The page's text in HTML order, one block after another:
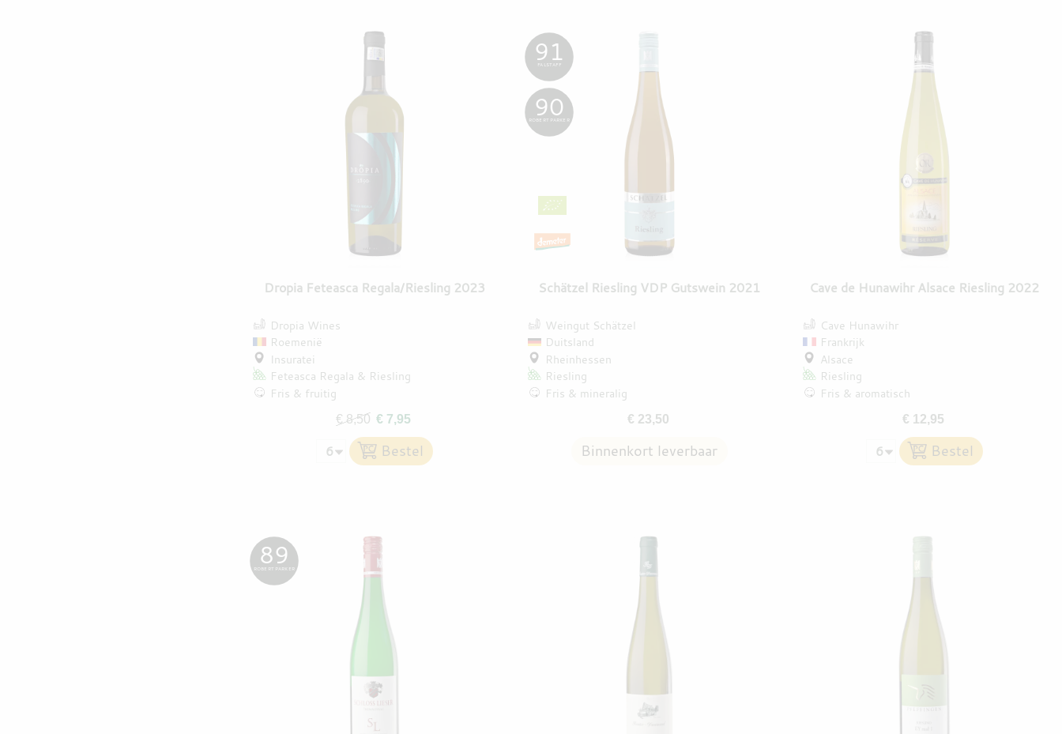
Dropia Feteasca Regala/Riesling 2023
Dropia Wines
Roemenië
Insuratei
Feteasca Regala
Riesling
Fris & fruitig
€ 8,50 € 7,95
Schätzel Riesling VDP Gutswein 2021
91
FALSTAFF
90
ROBERT PARKER
Weingut Schätzel
Duitsland
Rheinhessen
Riesling
Fris & mineralig
€ 23,50
Cave de Hunawihr Alsace Riesling 2022
Cave Hunawihr
Frankrijk
Alsace
Riesling
Fris & aromatisch
€ 12,95
89
ROBERT PARKER